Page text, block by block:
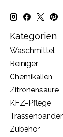
Kategorien
Waschmittel
Reiniger
Chemikalien
Zitronensäure
KFZ-Pflege
Trassenbänder
Zubehör